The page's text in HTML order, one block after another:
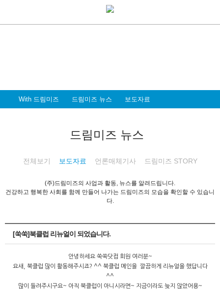
With 드림미즈 드림미즈 뉴스 보도자료
드림미즈 뉴스
전체보기 보도자료 언론매체기사 드림미즈 STORY
(주)드림미즈의 사업과 활동, 뉴스를 알려드립니다.
건강하고 행복한 사회를 함께 만들어 나가는 드림미즈의 모습을 확인할 수 있습니
다.
[쑥쑥]북클럽 리뉴얼이 되었습니다.
안녕하세요 쑥쑥닷컴 회원 여러분~
요새, 북클럽 많이 활동해주시죠? ^^ 북클럽 메인을 깔끔하게 리뉴얼을 했답니다
^^
많이 들려주시구요~ 아직 북클럽이 아니시라면~ 지금이라도 늦지 않았어용~